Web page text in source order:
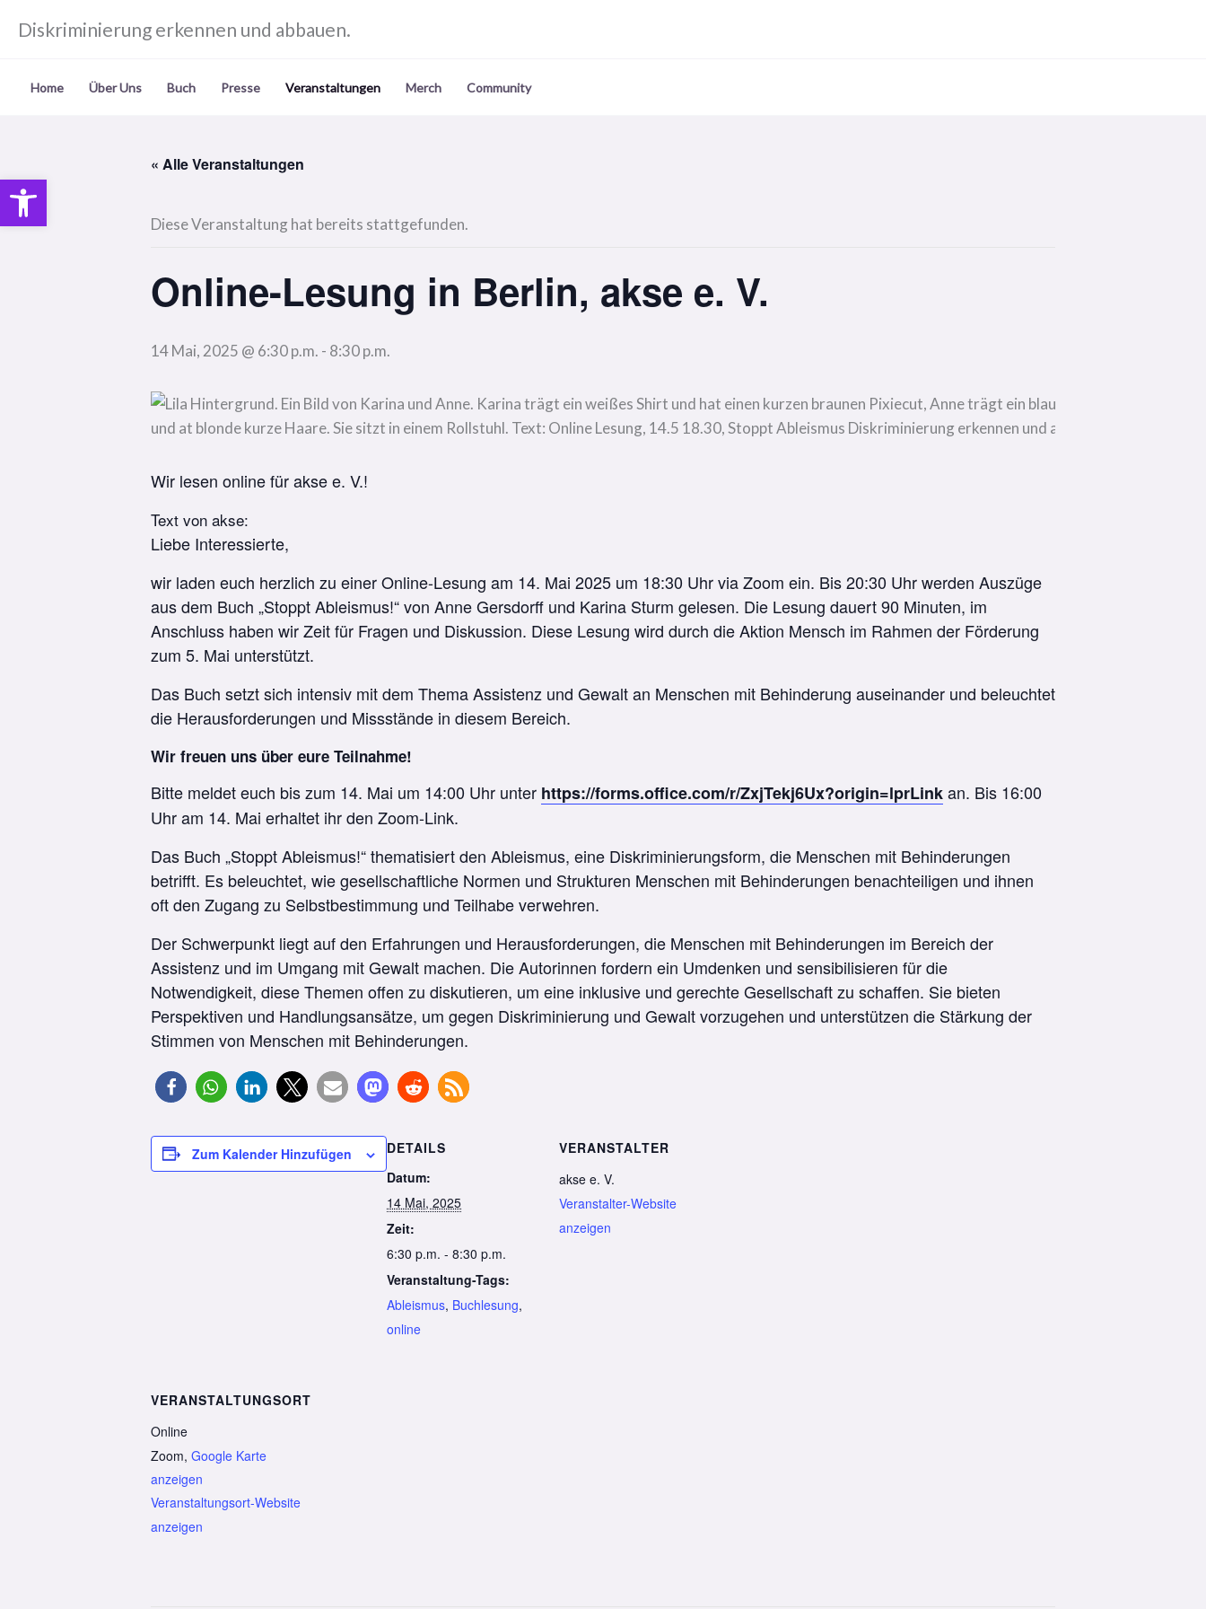
InhaltDiskriminierung erkennen und abbauen.
Home Über Uns Buch Presse Veranstaltungen Merch Community
« Alle Veranstaltungen
Diese Veranstaltung hat bereits stattgefunden.
Online-Lesung in Berlin, akse e. V.
14 Mai, 2025 @ 6:30 p.m. - 8:30 p.m.
Wir lesen online für akse e. V.!
Text von akse:
Liebe Interessierte,
wir laden euch herzlich zu einer Online-Lesung am 14. Mai 2025 um 18:30 Uhr via Zoom ein. Bis 20:30 Uhr werden Auszüge
aus dem Buch „Stoppt Ableismus!“ von Anne Gersdorff und Karina Sturm gelesen. Die Lesung dauert 90 Minuten, im
Anschluss haben wir Zeit für Fragen und Diskussion. Diese Lesung wird durch die Aktion Mensch im Rahmen der Förderung
zum 5. Mai unterstützt.
Das Buch setzt sich intensiv mit dem Thema Assistenz und Gewalt an Menschen mit Behinderung auseinander und beleuchtet
die Herausforderungen und Missstände in diesem Bereich.
Wir freuen uns über eure Teilnahme!
Bitte meldet euch bis zum 14. Mai um 14:00 Uhr unter https://forms.office.com/r/ZxjTekj6Ux?origin=lprLinkan. Bis 16:00
Uhr am 14. Mai erhaltet ihr den Zoom-Link.
Das Buch „Stoppt Ableismus!“ thematisiert den Ableismus, eine Diskriminierungsform, die Menschen mit Behinderungen
betrifft. Es beleuchtet, wie gesellschaftliche Normen und Strukturen Menschen mit Behinderungen benachteiligen und ihnen
oft den Zugang zu Selbstbestimmung und Teilhabe verwehren.
Der Schwerpunkt liegt auf den Erfahrungen und Herausforderungen, die Menschen mit Behinderungen im Bereich der
Assistenz und im Umgang mit Gewalt machen. Die Autorinnen fordern ein Umdenken und sensibilisieren für die
Notwendigkeit, diese Themen offen zu diskutieren, um eine inklusive und gerechte Gesellschaft zu schaffen. Sie bieten
Perspektiven und Handlungsansätze, um gegen Diskriminierung und Gewalt vorzugehen und unterstützen die Stärkung der
Stimmen von Menschen mit Behinderungen.
Zum Kalender Hinzufügen
DETAILS
Datum:
14 Mai, 2025
Zeit:
6:30 p.m. - 8:30 p.m.
Veranstaltung-Tags:
Ableismus, Buchlesung,
online
VERANSTALTER
akse e. V.
Veranstalter-Website
anzeigen
VERANSTALTUNGSORT
Online
Zoom, Google Karte
anzeigen
Veranstaltungsort-Website
anzeigen
Open toolbar